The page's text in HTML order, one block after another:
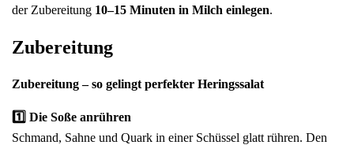
der Zubereitung 10–15 Minuten in Milch einlegen.
Zubereitung
Zubereitung – so gelingt perfekter Heringssalat
1️⃣ Die Soße anrühren
Schmand, Sahne und Quark in einer Schüssel glatt rühren. Den